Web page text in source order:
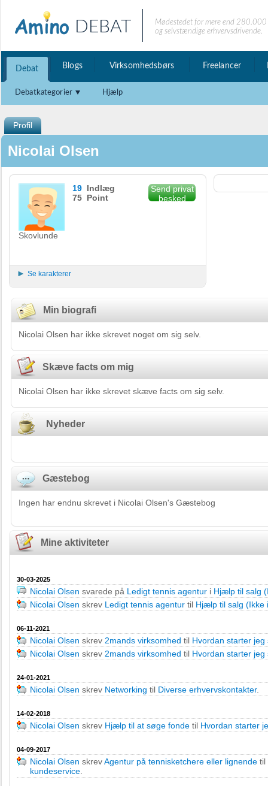
DEBAT
Mødestedet for mere end
og selvstændige erhvervsdrivende.
Debat Blogs Virksomhedsbørs Freelancer
Debatkategorier Hjælp
Profil
Nicolai Olsen
Skovlunde
19 Indlæg
75 Point
Send privat
besked
Se karakterer
Min biografi
Nicolai Olsen har ikke skrevet noget om sig selv.
Skæve facts om mig
Nicolai Olsen har ikke skrevet skæve facts om sig selv.
Nyheder
Gæstebog
Ingen har endnu skrevet i Nicolai Olsen's Gæstebog
Mine aktiviteter
30-03-2025
Nicolai Olsen svarede på Ledigt tennis agentur i Hjælp til salg
Nicolai Olsen skrev Ledigt tennis agentur til Hjælp til salg (Ikke
06-11-2021
Nicolai Olsen skrev 2mands virksomhed til Hvordan starter
Nicolai Olsen skrev 2mands virksomhed til Hvordan starter
24-01-2021
Nicolai Olsen skrev Networking til Diverse erhvervskontakter.
14-02-2018
Nicolai Olsen skrev Hjælp til at søge fonde til Hvordan starter
04-09-2017
Nicolai Olsen skrevAgentur på tennisketchere eller lignende til
kundeservice